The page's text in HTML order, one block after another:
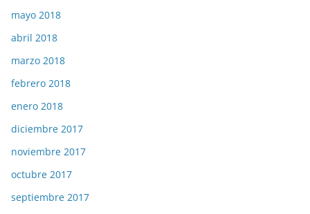
mayo 2018
abril 2018
marzo 2018
febrero 2018
enero 2018
diciembre 2017
noviembre 2017
octubre 2017
septiembre 2017